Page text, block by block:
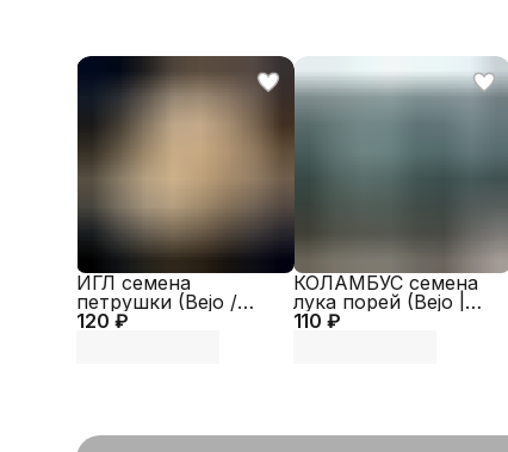
120 ₽
ИГЛ семена
петрушки (Bejo /
ALEXAGRO)
110 ₽
КОЛАМБУС семена
лука порей (Bejo |
Alexagro)